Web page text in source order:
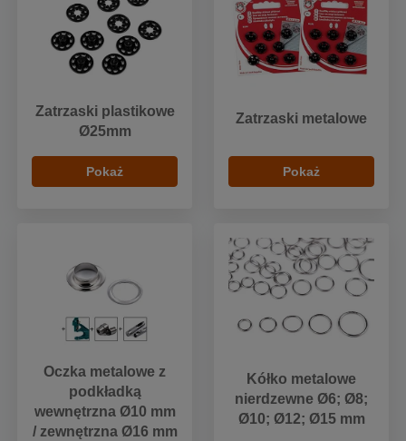
Zatrzaski plastikowe
Ø25mm
Pokaż
Zatrzaski metalowe
Pokaż
Oczka metalowe z
podkładką
wewnętrzna Ø10 mm
/ zewnętrzna Ø16 mm
Kółko metalowe
nierdzewne Ø6; Ø8;
Ø10; Ø12; Ø15 mm